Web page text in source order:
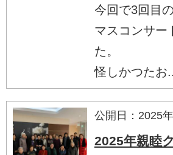
今回で3回目
マスコンサー
た。
怪しかつたお
公開日：2025
2025年親睦